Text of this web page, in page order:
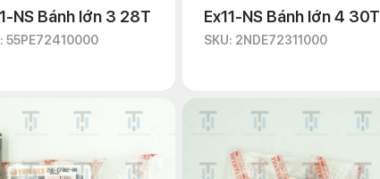
NS Bánh lớn 3 28T
55PE72410000
Ex11-NS Bánh lớn 4 30T
SKU: 2NDE72311000